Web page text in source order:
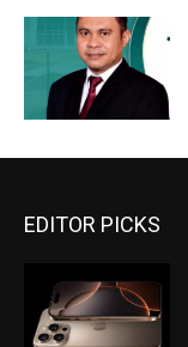
EDITOR PICKS